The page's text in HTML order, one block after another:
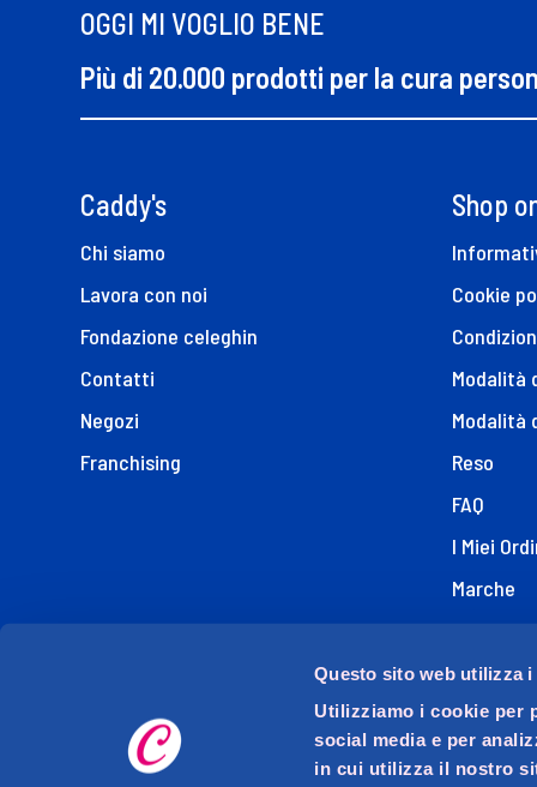
Questo sito web utilizza i
Utilizziamo i cookie per
social media e per
in cui utilizza il nostro
OGGI MI VOGLIO BENE
Più di 20.000 prodotti per la cura
Caddy's
Chi siamo
Lavora con noi
Fondazione celeghin
Contatti
Negozi
Franchising
Shop
Cookie
Modalità
Modalità
Reso
FAQ
I Miei
Marche